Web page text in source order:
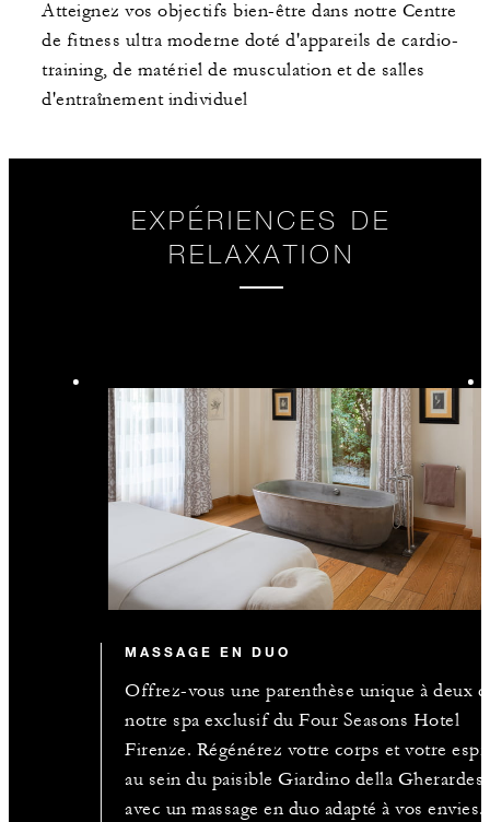
Atteignez vos objectifs bien-être dans notre Centre
de fitness ultra moderne doté d'appareils de cardio-
training, de matériel de musculation et de salles
d'entraînement individuel
EXPÉRIENCES DE
RELAXATION
MASSAGE EN DUO
Offrez-vous une parenthèse unique à deux
notre spa exclusif du Four Seasons Hotel
Firenze. Régénérez votre corps et votre
au sein du paisible Giardino della
avec un massage en duo adapté à vos envies.